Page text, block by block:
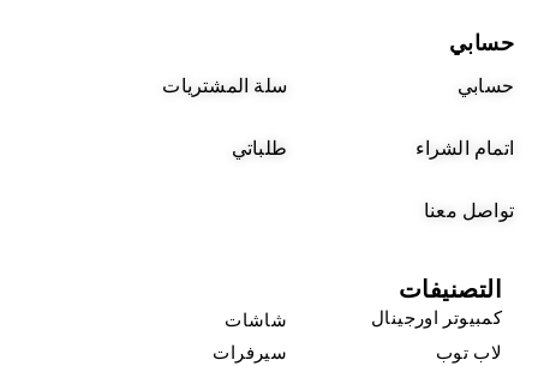
حسابي
حسابي سلة المشتريات
اتمام الشراء طلباتي
تواصل معنا
التصنيفات
كمبيوتر اورجينال
شاشات
لاب توب
سيرفرات